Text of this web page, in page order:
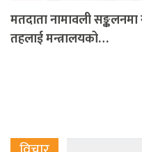
मतदाता नामावली
तहलाई मन्त्रालयको…